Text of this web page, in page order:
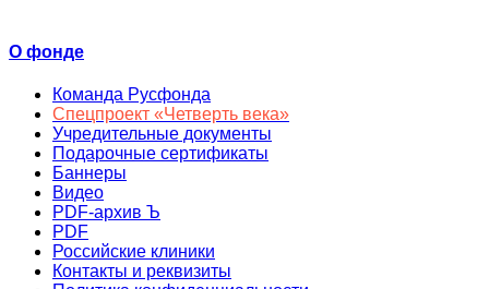
О фонде
Команда Русфонда
Спецпроект «Четверть века»
Учредительные документы
Подарочные сертификаты
Баннеры
Видео
PDF-архив Ъ
PDF
Российские клиники
Контакты и реквизиты